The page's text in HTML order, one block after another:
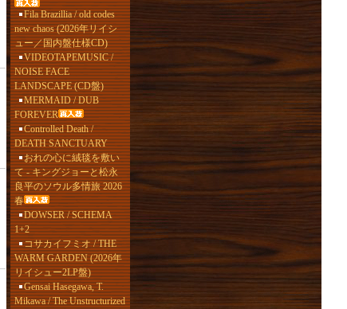
Fila Brazillia / old codes
new chaos (2026年リイシ
ュー／国内盤仕様CD)
VIDEOTAPEMUSIC /
NOISE FACE
LANDSCAPE (CD盤)
MERMAID / DUB
FOREVER
Controlled Death /
DEATH SANCTUARY
おれの心に絨毯を敷い
て - キングジョーと松永
良平のソウル多情旅 2026
春
DOWSER / SCHEMA
1+2
コサカイフミオ / THE
WARM GARDEN (2026年
リイシュー2LP盤)
Gensai Hasegawa, T.
Mikawa / The Unstructurized